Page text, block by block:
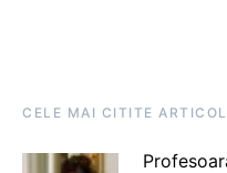
CELE MAI CITITE